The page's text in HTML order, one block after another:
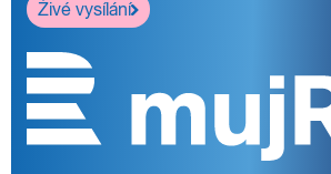
Živé vysílání